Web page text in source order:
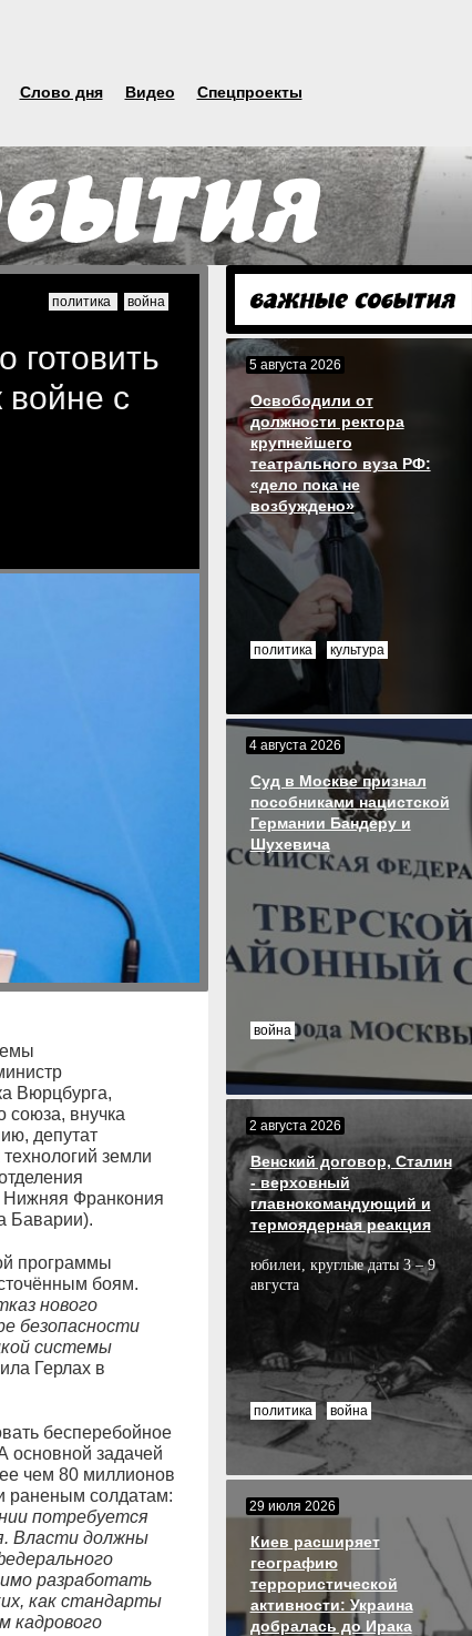
Слово дня Видео Спецпроекты
политика война
готовить
войне с
Вюрцбурга,
союза, внучка
депутат
земли
Нижняя Франкония
Баварии).
программы
боям.
нового
безопасности
системы
Герлах в
бесперебойное
основной задачей
чем 80 миллионов
раненым солдатам:
потребуется
Власти должны
разработать
как стандарты
кадрового
5 августа 2026
Освободили от
должности ректора
крупнейшего
театрального вуза РФ:
«дело пока не
возбуждено»
политика культура
4 августа 2026
Суд в Москве признал
пособниками нацистской
Германии Бандеру и
Шухевича
война
2 августа 2026
Венский договор, Сталин
- верховный
главнокомандующий и
термоядерная реакция
юбилеи, круглые даты 3 – 9
августа
политика война
29 июля 2026
Киев расширяет
географию
террористической
активности: Украина
добралась до Ирака